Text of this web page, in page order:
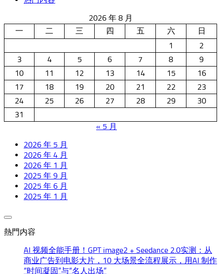
2026 年 8 月
一
二 三 四 五 六
日
1
2
3
4 5 6 7 8
9
10
11 12 13 14 15
16
17
18 19 20 21 22
23
24
25 26 27 28 29
30
31
« 5 月
2026 年 5 月
2026 年 4 月
2026 年 1 月
2025 年 9 月
2025 年 6 月
2025 年 1 月
熱門内容
AI 视频全能手册！GPT image2 + Seedance 2.0实测：从
商业广告到电影大片，10 大场景全流程展示，用AI 制作
“时间凝固”与“名人出场”